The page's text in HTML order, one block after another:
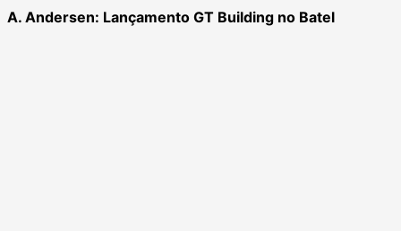
A. Andersen: Lançamento GT Building no Batel